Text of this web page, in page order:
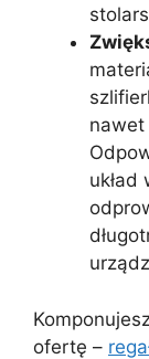
nawet
układ
ofertę –